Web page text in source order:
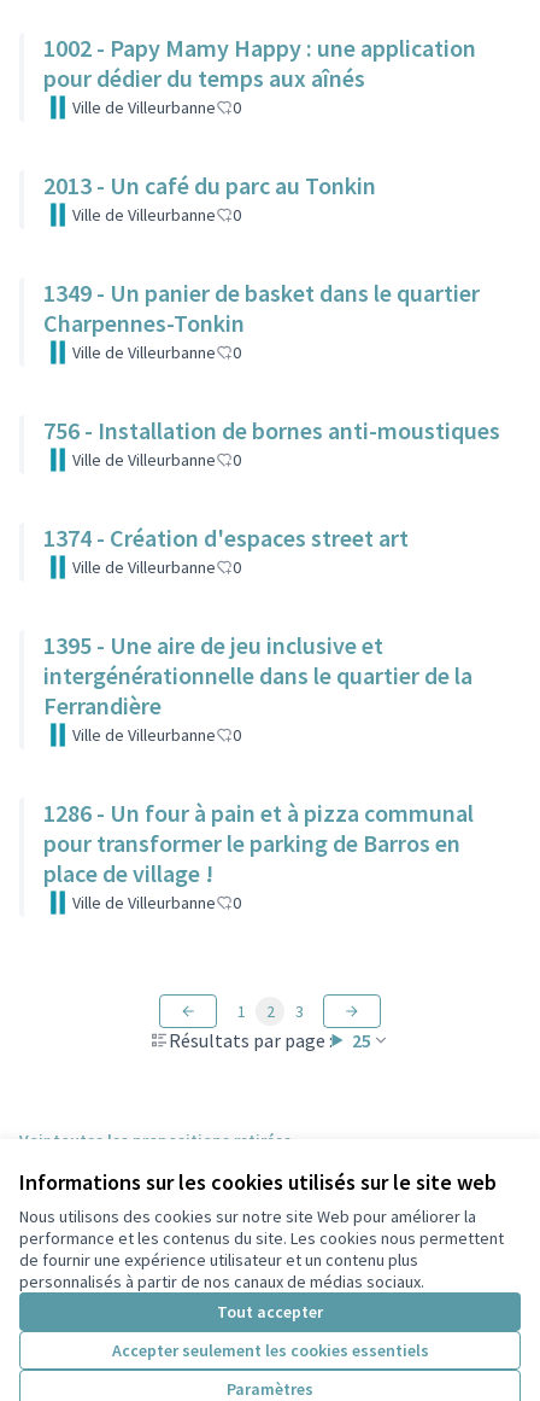
Informations sur les cookies utilisés sur le site web
Nous utilisons des cookies sur notre site Web pour améliorer la
performance et les contenus du site. Les cookies nous permettent
de fournir une expérience utilisateur et un contenu plus
personnalisés à partir de nos canaux de médias sociaux.
Tout accepter
Accepter seulement les cookies essentiels
Paramètres
1002 - Papy Mamy Happy : une application
pour dédier du temps aux aînés
Ville de Villeurbanne 0
2013 - Un café du parc au Tonkin
Ville de Villeurbanne 0
1349 - Un panier de basket dans le quartier
Charpennes-Tonkin
Ville de Villeurbanne 0
756 - Installation de bornes anti-moustiques
Ville de Villeurbanne 0
1374 - Création d'espaces street art
Ville de Villeurbanne 0
1395 - Une aire de jeu inclusive et
intergénérationnelle dans le quartier de la
Ferrandière
Ville de Villeurbanne 0
1286 - Un four à pain et à pizza communal
pour transformer le parking de Barros en
place de village !
Ville de Villeurbanne 0
Résultats par page : 25
1 2 3
Voir toutes les propositions retirées
Conditions d'utilisation
Paramètres des cookies
Participez Villeurbanne sur X
(Lien externe)
Participez Villeurbanne sur Facebook
Participez Villeurbanne sur Instagram
Participez Villeurbanne sur YouTube
(Lien externe)
Licence
(Lien